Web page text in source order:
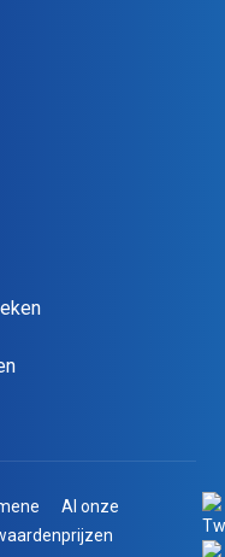
Al onze
prijzen